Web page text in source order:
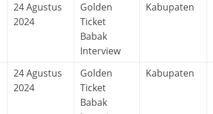
24 Agustus
2024
Golden
Ticket
Babak
Interview
Kabupaten
24 Agustus
2024
Golden
Ticket
Babak
Kabupaten